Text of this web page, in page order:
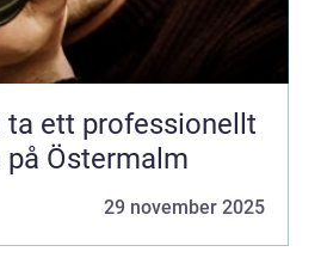
ta ett professionellt
Östermalm
29 november 2025